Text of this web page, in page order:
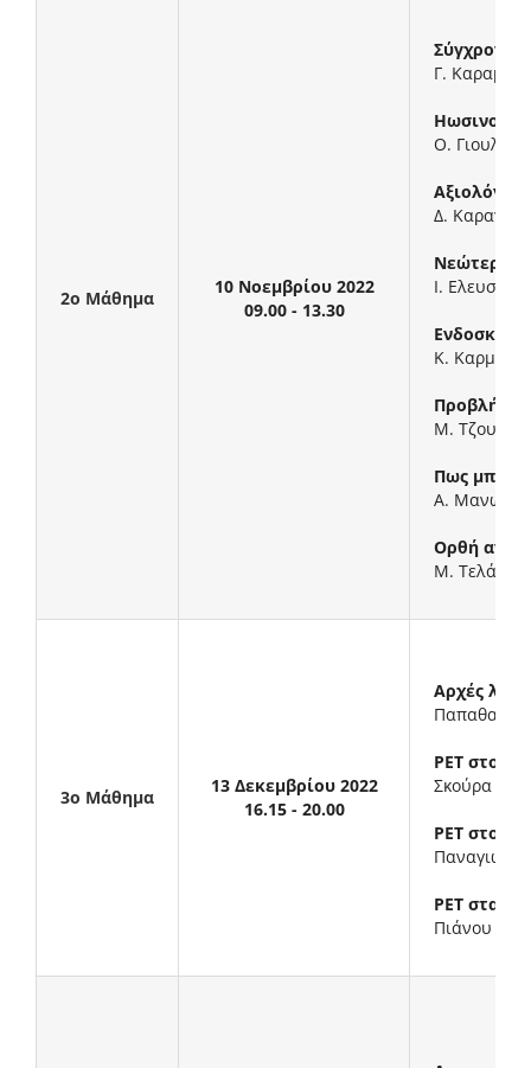
2ο Μάθημα
10 Νοεμβρίου 2022
09.00 - 13.30
Σύγχρονη
Γ.
Ο. Γιουλεμέ
Δ.
Νεώτερα
Ι.
Κ. Καρμίρης
Μ.
Πως μπορώ
Α.
Ορθή
Μ. Τελάκης
3ο Μάθημα
13 Δεκεμβρίου 2022
16.15 - 20.00
Αρχές
ΡΕΤ στο
Σκούρα
ΡΕΤ στο
ΡΕΤ στα
Πιάνου